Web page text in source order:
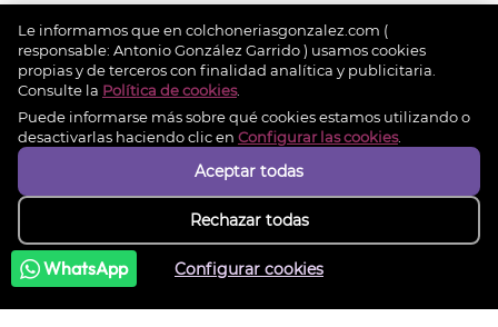
WhatsApp
INCLUIDOS EN EL PRESUPUESTO, DENTRO DE
UN RADIO DE 100 kM. DESDE LA TIENDA FISICA.
INFORMACIÓN DE LA TIENDA
MI CUENTA
Le informamos que en colchoneriasgonzalez.com (
responsable: Antonio González Garrido ) usamos cookies
propias y de terceros con finalidad analítica y publicitaria.
Consulte la Política de cookies.
Puede informarse más sobre qué cookies estamos utilizando o
desactivarlas haciendo clic en Configurar las cookies.
Aceptar todas
Rechazar todas
Configurar cookies